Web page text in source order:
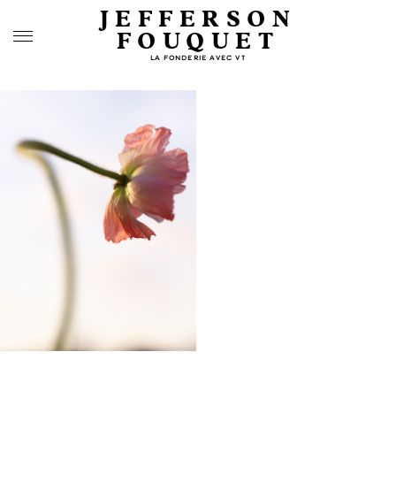
JEFFERSON
FOUQUET
LA FONDERIE AVEC VT